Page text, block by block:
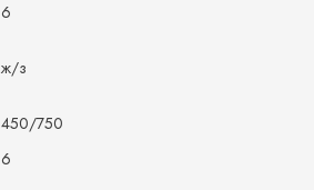
6
ж/з
450/750
6